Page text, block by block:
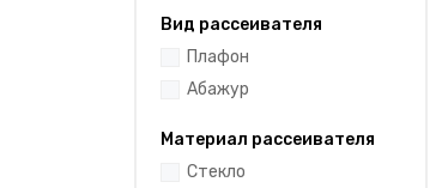
Вид рассеивателя
Плафон
Абажур
Материал рассеивателя
Стекло